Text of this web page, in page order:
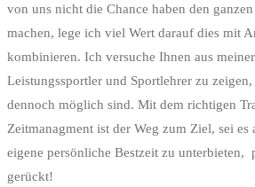
von uns nicht die Chance haben den
machen, lege ich viel Wert darauf dies mit
kombinieren. Ich versuche Ihnen aus
Leistungssportler und Sportlehrer zu zeigen,
dennoch möglich sind. Mit dem richtigen
Zeitmanagment ist der Weg zum Ziel, sei es
eigene persönliche Bestzeit zu unterbieten,
gerückt!